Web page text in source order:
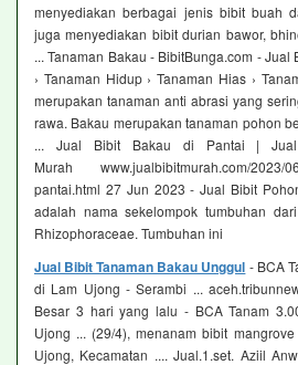
menyediakan berbagai jenis bibit buah
juga menyediakan bibit durian bawor,
... Tanaman Bakau - BibitBunga.com -
› Tanaman Hidup › Tanaman Hias ›
merupakan tanaman anti abrasi yang
rawa. Bakau merupakan tanaman pohon
... Jual Bibit Bakau di Pantai | Jual
Murah www.jualbibitmurah.com/2023/
pantai.html 27 Jun 2023 - Jual Bibit
adalah nama sekelompok tumbuhan
Rhizophoraceae. Tumbuhan ini
Jual Bibit Tanaman Bakau Unggul - BCA
di Lam Ujong - Serambi ...
Besar 3 hari yang lalu - BCA Tanam
Ujong ... (29/4), menanam bibit
Ujong, Kecamatan .... Jual.1.set. Aziil